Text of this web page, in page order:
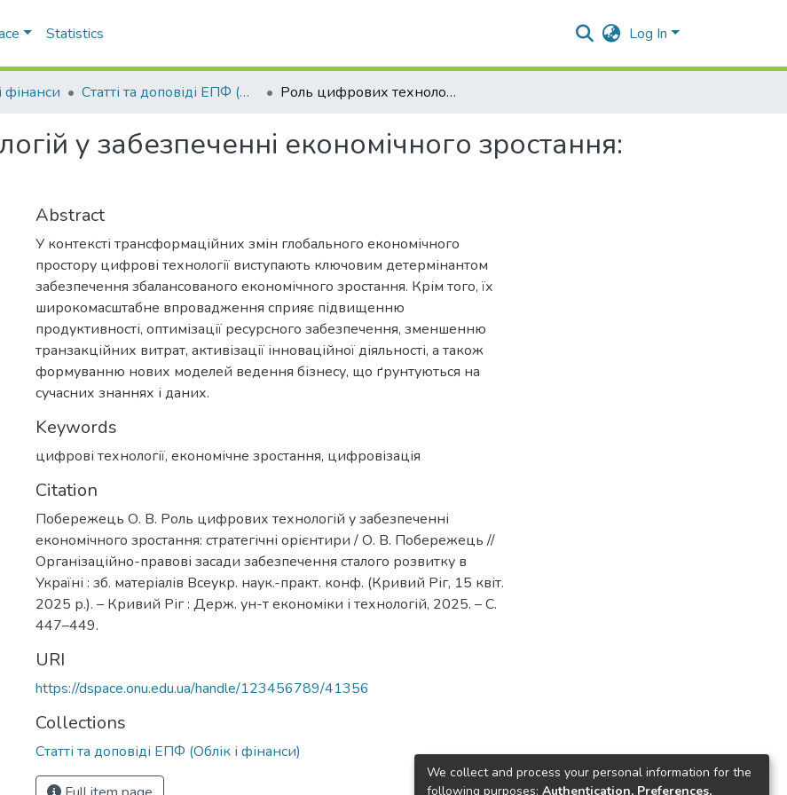
Statistics Log In
фінанси Статті та доповіді ЕПФ (Облік і фінанси) Роль цифрових технологій у забезпеченні економічного зростання: стратегічні орієнтири
у забезпеченні економічного зростання:
Abstract
У контексті трансформаційних змін глобального економічного
простору цифрові технології виступають ключовим детермінантом
забезпечення збалансованого економічного зростання. Крім того, їх
широкомасштабне впровадження сприяє підвищенню
продуктивності, оптимізації ресурсного забезпечення, зменшенню
транзакційних витрат, активізації інноваційної діяльності, а також
формуванню нових моделей ведення бізнесу, що ґрунтуються на
сучасних знаннях і даних.
Keywords
цифрові технології, економічне зростання, цифровізація
Citation
Побережець О. В. Роль цифрових технологій у забезпеченні
економічного зростання: стратегічні орієнтири / О. В. Побережець //
Організаційно-правові засади забезпечення сталого розвитку в
Україні : зб. матеріалів Всеукр. наук.-практ. конф. (Кривий Ріг, 15 квіт.
2025 р.). – Кривий Ріг : Держ. ун-т економіки і технологій, 2025. – С.
447–449.
URI
https://dspace.onu.edu.ua/handle/123456789/41356
Collections
Статті та доповіді ЕПФ (Облік і фінанси)
We collect and process your personal information for the
following purposes: Authentication, Preferences,